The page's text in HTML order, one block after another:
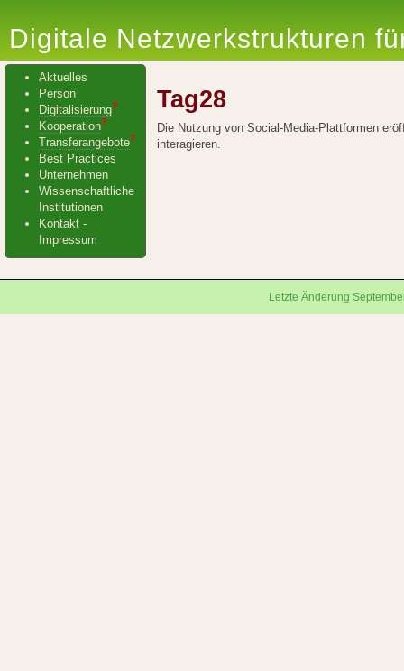
Digitale Netzwerkstrukturen
Aktuelles
Person
Digitalisierung?
Kooperation?
Transferangebote?
Best Practices
Unternehmen
Wissenschaftliche
Institutionen
Kontakt -
Impressum
Tag28
Die Nutzung von Social-Media-Plattformen
interagieren.
Letzte Änderung